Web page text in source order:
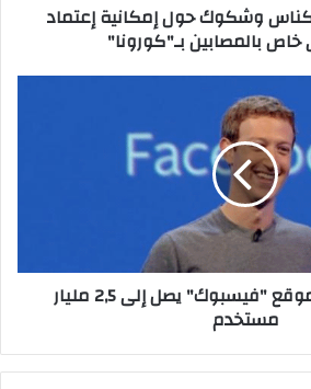
وشكوك حول إمكانية إعتماد
بالمصابين بـ"كورونا"
عدد مستخدمي موقع "فيسبوك" يصل إلى 2,5 مليار
مستخدم